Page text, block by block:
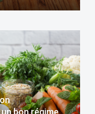
bon régime